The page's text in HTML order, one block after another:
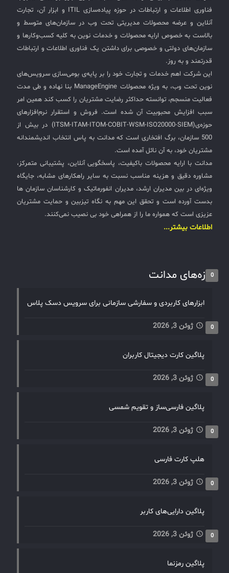
فناوری اطلاعات و ارتباطات در حوزه پیاده‌سازی ITIL و ابزار آن، تجارت
آنلاین و عرضه محصولات مدیریتی تحت وب در سازمان‌های متوسط و
بالاست به خصوص ارایه محصولات و خدمات نوین به کلیه کسب‌وکارها و
سازمان‌های دولتی و خصوصی برای داشتن یک فناوری اطلاعات و ارتباطات
قدرتمند و به روز.
این شرکت اهم خدمات و تجارت خود را بر پایه‌ی بومی‌سازی سرویس‌های
نوین تحت وب، به ویژه محصولات ManageEngine بنا نهاده و طی مدت
فعالیت منسجم، توانسته حداکثر رضایت مشتریان را کسب کند همین امر
سبب افزایش محبوبیت آن شده است. فروش و استقرار نرم‌افزارهای
حوزه‌ی(ITSM-ITAM-ITOM-COBIT-WSM-ISO20000-SIEM) در بیش از
500 سازمان، برگ افتخاری است که مدانت به پاس انتخاب اندیشمندانه
مشتریان خود، به آن نائل آمده است.
مدانت با ارایه محصولات باکیفیت، پاسخگویی آنلاین، پشتیبانی متمرکز،
مشاوره دقیق و هزینه مناسب نسبت به سایر راهکارهای مشابه، جایگاه
ویژه‌ای در بین مدیران ارشد، مدیران انفورماتیک و کارشناسان سازمان ها
بدست آورده است و تحقق این مهم به نگاه تیزبین و حمایت مشتریان
عزیزی است که همواره ما را از همراهی خود بی نصیب نمی‌کنند.
اطلاعات بیشتر...
تازه‌های مدانت0
ابزارهای کاربردی و سفارشی سازمانی برای سرویس دسک پلاس
ژوئن 3, 2026 0
پلاگین کارت دیجیتال کاربران
ژوئن 3, 2026 0
پلاگین فارسی‌ساز و تقویم شمسی
ژوئن 3, 2026 0
هلپ کارت فارسی
ژوئن 3, 2026 0
پلاگین دارایی‌های کاربر
ژوئن 3, 2026 0
پلاگین رمزنما
✧
سلف سرویس کاربران
سامانه مدیریت دارایی‌ها [Asset Explorer]
DDI
◉
ManageEngine Malware Protection Plus
سامانه مدیریت دسترسی ممتاز
سامانه مدیریت و مانیتورینگ شبکه
سامانه آزمون آنلاین